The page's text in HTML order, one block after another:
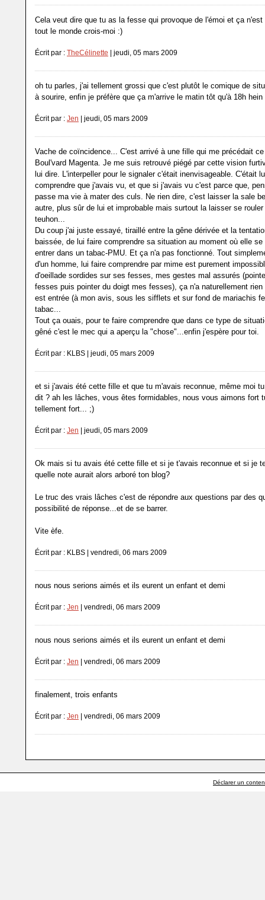
Cela veut dire que tu as la fesse qui provoque de l'émoi et ça n'est
tout le monde crois-moi :)
Écrit par : TheCélinette | jeudi, 05 mars 2009
oh tu parles, j'ai tellement grossi que c'est plutôt le comique de
à sourire, enfin je préfère que ça m'arrive le matin tôt qu'à 18h hein
Écrit par : Jen | jeudi, 05 mars 2009
Vache de coïncidence... C'est arrivé à une fille qui me précédait
Boul'vard Magenta. Je me suis retrouvé piégé par cette vision
lui dire. L'interpeller pour le signaler c'était inenvisageable. C'était
comprendre que j'avais vu, et que si j'avais vu c'est parce que,
passe ma vie à mater des culs. Ne rien dire, c'est laisser la sale
autre, plus sûr de lui et improbable mais surtout la laisser se
teuhon...
Du coup j'ai juste essayé, tiraillé entre la gêne dérivée et la
baissée, de lui faire comprendre sa situation au moment où elle se
entrer dans un tabac-PMU. Et ça n'a pas fonctionné. Tout
d'un homme, lui faire comprendre par mime est purement
d'oeillade sordides sur ses fesses, mes gestes mal assurés
fesses puis pointer du doigt mes fesses), ça n'a naturellement rien
est entrée (à mon avis, sous les sifflets et sur fond de mariachis
tabac...
Tout ça ouais, pour te faire comprendre que dans ce type de
gêné c'est le mec qui a aperçu la "chose"...enfin j'espère pour toi.
Écrit par : KLBS | jeudi, 05 mars 2009
et si j'avais été cette fille et que tu m'avais reconnue, même moi
dit ? ah les lâches, vous êtes formidables, nous vous aimons fort
tellement fort... ;)
Écrit par : Jen | jeudi, 05 mars 2009
Ok mais si tu avais été cette fille et si je t'avais reconnue et si je
quelle note aurait alors arboré ton blog?
Le truc des vrais lâches c'est de répondre aux questions par des
possibilité de réponse...et de se barrer.
Vite èfe.
Écrit par : KLBS | vendredi, 06 mars 2009
nous nous serions aimés et ils eurent un enfant et demi
Écrit par : Jen | vendredi, 06 mars 2009
nous nous serions aimés et ils eurent un enfant et demi
Écrit par : Jen | vendredi, 06 mars 2009
finalement, trois enfants
Écrit par : Jen | vendredi, 06 mars 2009
Déclarer un